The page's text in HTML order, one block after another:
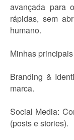
avançada para
rápidas, sem
humano.
Minhas
Branding &
marca.
Social Media:
(posts e stories).